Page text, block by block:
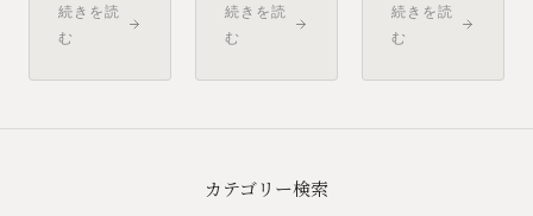
使えそう」
と思えるほ
す。しかし
続きを読
む
現場の多く
は、実は
イピング」
います。コ
スト削減の
続きを読
む
精度を大き
く高めま
「あれも欲
続きを読
む
カテゴリー検索